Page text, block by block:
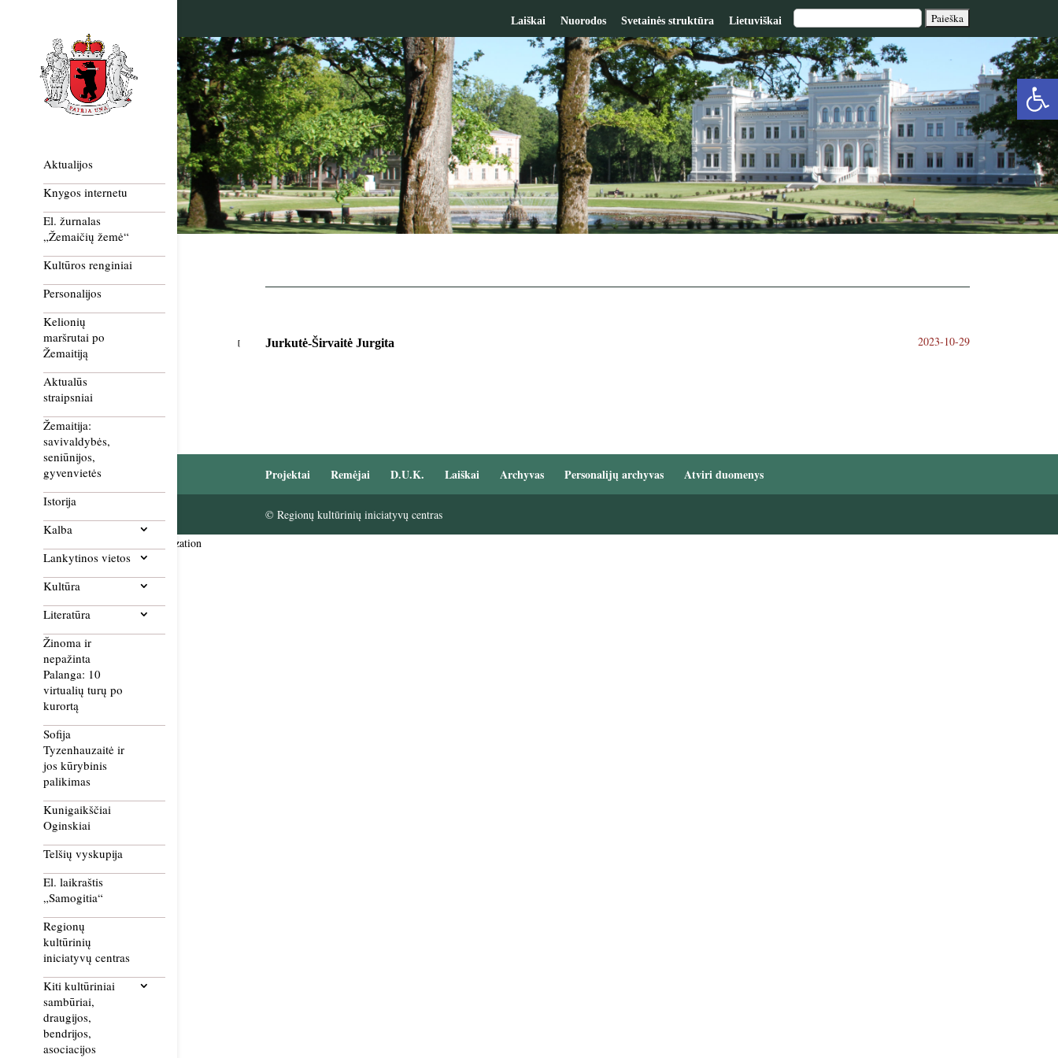
Laiškai Nuorodos Svetainės struktūra Lietuviškai
Aktualijos
Knygos internetu
El. žurnalas
„Žemaičių žemė“
Kultūros renginiai
Personalijos
Kelionių
maršrutai po
Žemaitiją
Aktualūs
straipsniai
Žemaitija:
savivaldybės,
seniūnijos,
gyvenvietės
Istorija
Kalba
Lankytinos vietos
Kultūra
Literatūra
Žinoma ir
nepažinta
Palanga: 10
virtualių turų po
kurortą
Sofija
Tyzenhauzaitė ir
jos kūrybinis
palikimas
Kunigaikščiai
Oginskiai
Telšių vyskupija
El. laikraštis
„Samogitia“
Regionų
kultūrinių
iniciatyvų centras
Kiti kultūriniai
sambūriai,
draugijos,
bendrijos,
asociacijos
Jurkutė-Širvaitė Jurgita 2023-10-29
Projektai Remėjai D.U.K. Laiškai Archyvas Personalijų archyvas Atviri duomenys
© Regionų kultūrinių iniciatyvų centras
Smush Image Compression and Optimization